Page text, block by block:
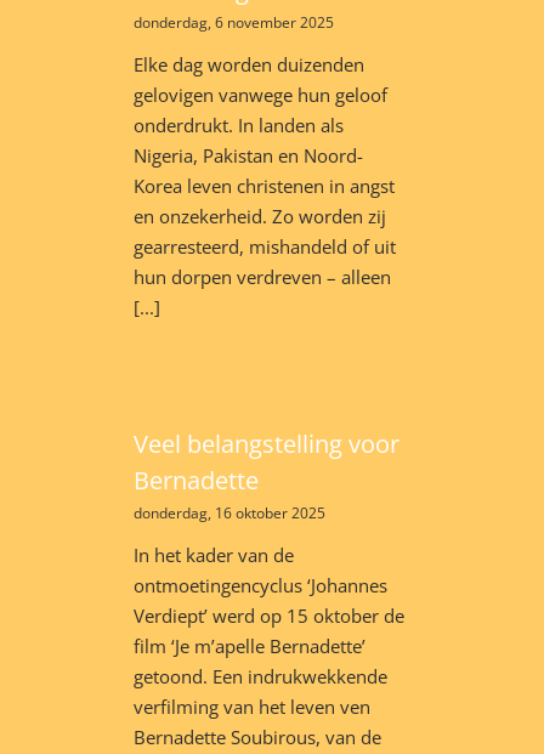
donderdag, 6 november 2025
Elke dag worden duizenden
gelovigen vanwege hun geloof
onderdrukt. In landen als
Nigeria, Pakistan en Noord-
Korea leven christenen in angst
en onzekerheid. Zo worden zij
gearresteerd, mishandeld of uit
hun dorpen verdreven – alleen
[...]
Veel belangstelling voor
Bernadette
donderdag, 16 oktober 2025
In het kader van de
ontmoetingencyclus ‘Johannes
Verdiept’ werd op 15 oktober de
film ‘Je m’apelle Bernadette’
getoond. Een indrukwekkende
verfilming van het leven ven
Bernadette Soubirous, van de